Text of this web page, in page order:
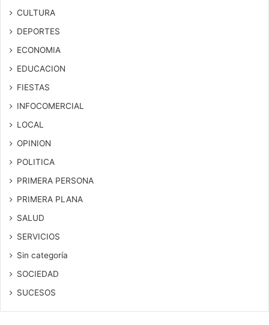
CULTURA
DEPORTES
ECONOMIA
EDUCACION
FIESTAS
INFOCOMERCIAL
LOCAL
OPINION
POLITICA
PRIMERA PERSONA
PRIMERA PLANA
SALUD
SERVICIOS
Sin categoría
SOCIEDAD
SUCESOS